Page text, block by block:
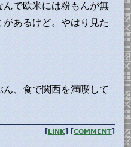
で欧米には粉もんが無
あるけど。やはり見た
、食で関西を満喫して
[LINK] [COMMENT]